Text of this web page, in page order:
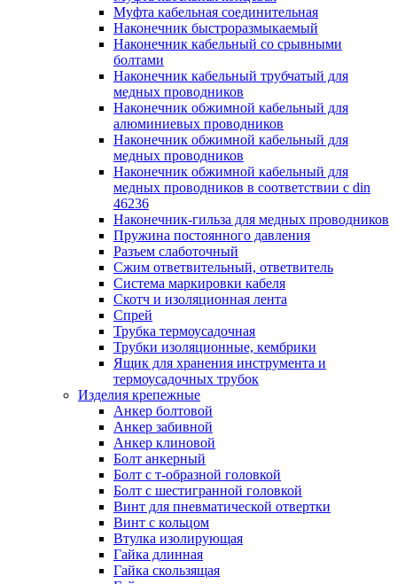
Настенный и потолочный
для кабельного лотка
Несущий профиль
лотков
Ответвление т-образное для
лотков
Пластина монтажная для
лотка
Потолочный кронштейн для
прокладки кабеля
Потолочный профиль для
Разделитель для лотка
Рейки профильные
несущие
Секция угловая для кабельных
Соединитель для кабельных
Каналы настенного и потолочного
Зажим кабельный для кабель-
Кабель-канал
Кабель-канал напольный
Кабель-канал настенный
Коробка монтажная для
кабель-канала
Коробка распределительная для
кабель-каналов
Крышка для настенного кабель-
Панель лицевая для настенного
канала
Перегородка разделительная для
настенного кабель-канала
Переходник для кабель-канала
Поворот для кабель-канала
Поворот для настенного кабель-
Муфта кабельная соединительная
Наконечник быстроразмыкаемый
Наконечник кабельный со срывными
болтами
Наконечник кабельный трубчатый для
медных проводников
Наконечник обжимной кабельный для
алюминиевых проводников
Наконечник обжимной кабельный для
медных проводников
Наконечник обжимной кабельный для
медных проводников в соответствии с din
46236
Наконечник-гильза для медных проводников
Пружина постоянного давления
Разъем слаботочный
Сжим ответвительный, ответвитель
Система маркировки кабеля
Скотч и изоляционная лента
Спрей
Трубка термоусадочная
Трубки изоляционные, кембрики
Ящик для хранения инструмента и
термоусадочных трубок
Изделия крепежные
Анкер болтовой
Анкер забивной
Анкер клиновой
Болт анкерный
Болт с т-образной головкой
Болт с шестигранной головкой
Винт для пневматической отвертки
Винт с кольцом
Втулка изолирующая
Гайка длинная
Гайка скользящая